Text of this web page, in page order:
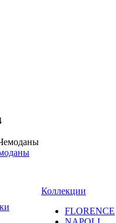
Коллекции
FLORENCE